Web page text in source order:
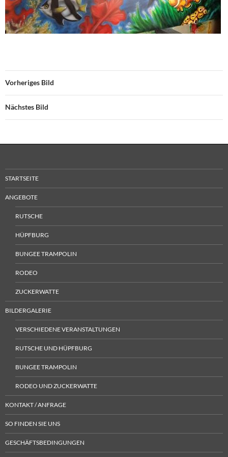
Vorheriges Bild
Nächstes Bild
STARTSEITE
ANGEBOTE
RUTSCHE
HÜPFBURG
BUNGEE TRAMPOLIN
RODEO
ZUCKERWATTE
BILDERGALERIE
VERSCHIEDENE VERANSTALTUNGEN
RUTSCHE UND HÜPFBURG
BUNGEE TRAMPOLIN
RODEO UND ZUCKERWATTE
KONTAKT / ANFRAGE
SO FINDEN SIE UNS
GESCHÄFTSBEDINGUNGEN